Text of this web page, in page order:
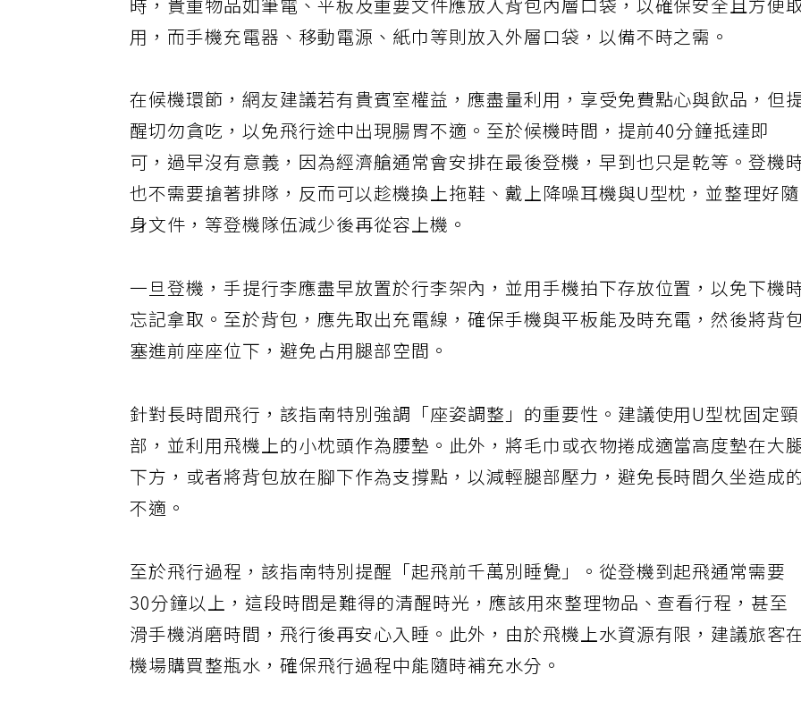
時，貴重物品如筆電、平板及重要文件應放入背包內層口袋，以確保安全且方便
用，而手機充電器、移動電源、紙巾等則放入外層口袋，以備不時之需。
在候機環節，網友建議若有貴賓室權益，應盡量利用，享受免費點心與飲品，但
醒切勿貪吃，以免飛行途中出現腸胃不適。至於候機時間，提前40分鐘抵達即
可，過早沒有意義，因為經濟艙通常會安排在最後登機，早到也只是乾等。登機
也不需要搶著排隊，反而可以趁機換上拖鞋、戴上降噪耳機與U型枕，並整理好隨
身文件，等登機隊伍減少後再從容上機。
一旦登機，手提行李應盡早放置於行李架內，並用手機拍下存放位置，以免下機
忘記拿取。至於背包，應先取出充電線，確保手機與平板能及時充電，然後將背
塞進前座座位下，避免占用腿部空間。
針對長時間飛行，該指南特別強調「座姿調整」的重要性。建議使用U型枕固定頸
部，並利用飛機上的小枕頭作為腰墊。此外，將毛巾或衣物捲成適當高度墊在大
下方，或者將背包放在腳下作為支撐點，以減輕腿部壓力，避免長時間久坐造成的
不適。
至於飛行過程，該指南特別提醒「起飛前千萬別睡覺」。從登機到起飛通常需要
30分鐘以上，這段時間是難得的清醒時光，應該用來整理物品、查看行程，甚至
滑手機消磨時間，飛行後再安心入睡。此外，由於飛機上水資源有限，建議旅客
機場購買整瓶水，確保飛行過程中能隨時補充水分。